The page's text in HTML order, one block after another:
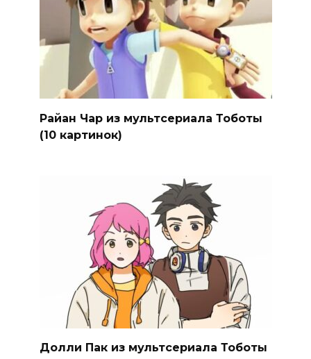
Райан Чар из мультсериала Тоботы
(10 картинок)
Долли Пак из мультсериала Тоботы